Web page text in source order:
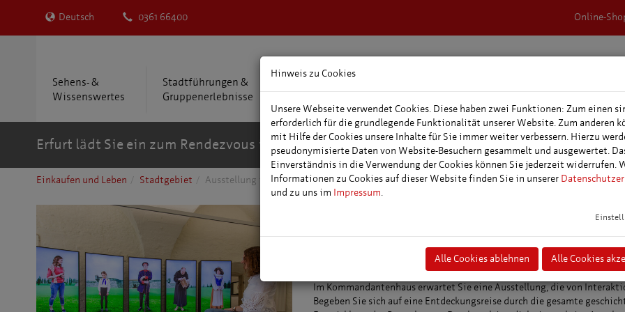
Deutsch 0361 66400 Online-
Sehens- &
Wissenswertes
Stadtführungen &
Gruppenerlebnisse
Erfurt lädt Sie ein zum Rendezvous in der Mitte Deutschlands...
Einkaufen und Leben Stadtgebiet Ausstellung im Kommandantenhaus: Der Petersberg - eine spannende Zeitreise
Ausstellung im
Der Petersberg - eine spannende
Im Kommandantenhaus erwartet Sie eine Ausstellung, die von
Begeben Sie sich auf eine Entdeckungsreise durch die gesamte
Hinweis zu Cookies
Unsere Webseite verwendet Cookies. Diese haben zwei Funktionen: Zum einen
erforderlich für die grundlegende Funktionalität unserer Website. Zum anderen
mit Hilfe der Cookies unsere Inhalte für Sie immer weiter verbessern. Hierzu
pseudonymisierte Daten von Website-Besuchern gesammelt und ausgewertet.
Einverständnis in die Verwendung der Cookies können Sie jederzeit widerrufen.
Informationen zu Cookies auf dieser Website finden Sie in unserer
und zu uns im Impressum.
Alle Cookies ablehnen Alle Cookies